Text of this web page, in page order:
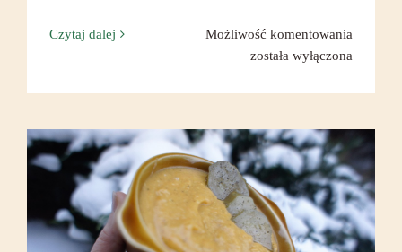
Czytaj dalej Możliwość komentowania
została wyłączona